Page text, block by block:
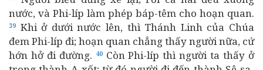
nước, và Phi-líp làm phép báp-têm cho hoạn quan.
39 Khi ở dưới nước lên, thì Thánh Linh của Chúa
đem Phi-líp đi; hoạn quan chẳng thấy người nữa, cứ
hớn hở đi đường. 40Còn Phi-líp thì người ta thấy ở